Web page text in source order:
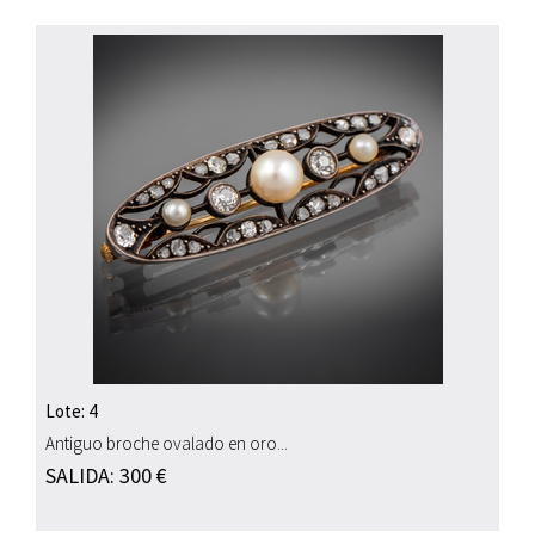
Lote: 4
Antiguo broche ovalado en oro...
SALIDA: 300 €